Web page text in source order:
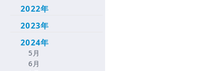
2022年
2023年
2024年
5月
6月